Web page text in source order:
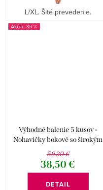
L/XL. Šité prevedenie.
-35 %
Výhodné balenie 5 kusov -
Nohavičky bokové so širokým
bokom Disco 17 16171P
59,30 €
38,50 €
DETAIL